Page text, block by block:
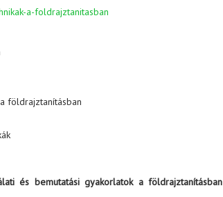
a-foldrajztanitasban
földrajztanításban
és bemutatási gyakorlatok a földrajztanításban